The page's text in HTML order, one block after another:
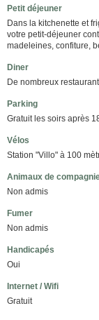
Petit déjeuner
Dans la kitchenette et
votre petit-déjeuner
madeleines, confiture,
Diner
De nombreux
Parking
Gratuit les soirs après
Vélos
Station "Villo" à 100
Animaux de
Non admis
Fumer
Non admis
Handicapés
Oui
Internet / Wifi
Gratuit